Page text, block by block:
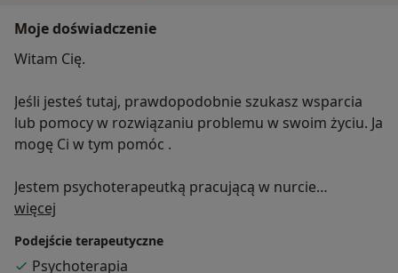
Moje doświadczenie
Witam Cię.
Jeśli jesteś tutaj, prawdopodobnie szukasz wsparcia
lub pomocy w rozwiązaniu problemu w swoim życiu. Ja
mogę Ci w tym pomóc .
Jestem psychoterapeutką pracującą w nurcie
psychoterapii Gestalt – nurcie nastawionym na
kontakt, poszerzanie świadomości i leczenie w relacji
równoległej między Klientem i terapeutą. Jestem też
więcej
Podejście terapeutyczne
Psychoterapia